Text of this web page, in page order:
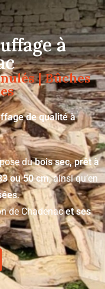
à
| Bûches
de qualité à
dubois sec, prêt à
ou 50 cm, ainsi qu’en
.
de Chadenacet ses